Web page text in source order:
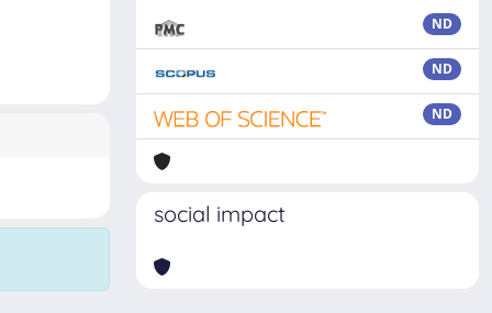
ND
ND
ND
social impact